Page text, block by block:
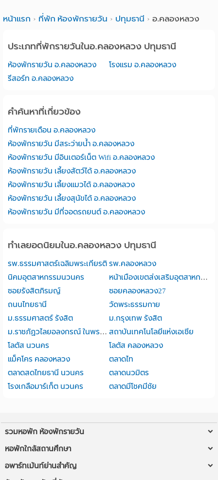
หน้าแรก ที่พัก ห้องพักรายวัน ปทุมธานี อ.คลองหลวง
ประเภทที่พักรายวันในอ.คลองหลวง ปทุมธานี
ห้องพักรายวัน อ.คลองหลวง
โรงแรม อ.คลองหลวง
รีสอร์ท อ.คลองหลวง
คำค้นหาที่เกี่ยวข้อง
ที่พักรายเดือน อ.คลองหลวง
ห้องพักรายวัน มีสระว่ายน้ำ อ.คลองหลวง
ห้องพักรายวัน มีอินเตอร์เน็ต Wifi อ.คลองหลวง
ห้องพักรายวัน เลี้ยงสัตว์ได้ อ.คลองหลวง
ห้องพักรายวัน เลี้ยงแมวได้ อ.คลองหลวง
ห้องพักรายวัน เลี้ยงสุนัขได้ อ.คลองหลวง
ห้องพักรายวัน มีที่จอดรถยนต์ อ.คลองหลวง
ทำเลยอดนิยมในอ.คลองหลวง ปทุมธานี
รพ.ธรรมศาสตร์เฉลิมพระเกียรติ รพ.คลองหลวง
นิคมอุตสาหกรรมนวนคร
หน้าเมืองเขตส่งเสริมอุตสาหกรรมนวนคร
ซอยรังสิตภิรมญ์
ซอยคลองหลวง27
ถนนไทยธานี
วัดพระธรรมกาย
ม.ธรรมศาสตร์ รังสิต
ม.กรุงเทพ รังสิต
ม.ราชภัฏวไลยอลงกรณ์ ในพระบรมราชูปถัมภ์ สถาบันเทคโนโลยีแห่งเอเชีย
โลตัส นวนคร
โลตัส คลองหลวง
แม็คโคร คลองหลวง
ตลาดไท
ตลาดสดไทยธานี นวนคร
ตลาดนวมิตร
โรงเกลือมาร์เก็ต นวนคร
ตลาดมีโชคมีชัย
รวมหอพัก ห้องพักรายวัน
หอพักใกล้ฉัน
ห้องพักรายวันใกล้ฉัน
หอพักใกล้สถานศึกษา
หอพัก ม.รังสิต
อพาร์ทเม้นท์ย่านสำคัญ